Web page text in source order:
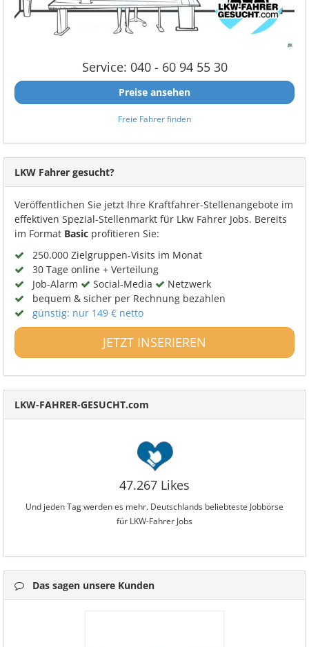
Service: 040 - 60 94 55 30
Preise ansehen
Freie Fahrer finden
LKW Fahrer gesucht?
Veröffentlichen Sie jetzt Ihre Kraftfahrer-Stellenangebote im
effektiven Spezial-Stellenmarkt für Lkw Fahrer Jobs. Bereits
im Format Basic profitieren Sie:
250.000 Zielgruppen-Visits im Monat
30 Tage online + Verteilung
Job-Alarm
Social-Media
Netzwerk
bequem & sicher per Rechnung bezahlen
günstig: nur 149 € netto
JETZT INSERIEREN
LKW-FAHRER-GESUCHT.com
47.267 Likes
Und jeden Tag werden es mehr. Deutschlands beliebteste Jobbörse
für LKW-Fahrer Jobs
Das sagen unsere Kunden